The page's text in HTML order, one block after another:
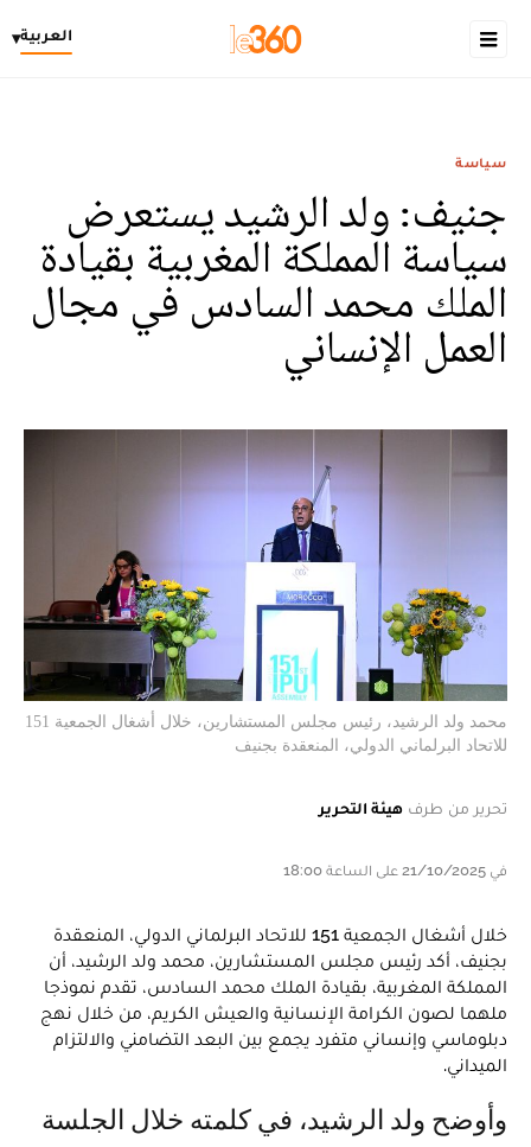
العربية▾
سياسة
جنيف: ولد الرشيد يستعرض
سياسة المملكة المغربية بقيادة
الملك محمد السادس في مجال
العمل الإنساني
محمد ولد الرشيد، رئيس مجلس المستشارين، خلال أشغال الجمعية 151
للاتحاد البرلماني الدولي، المنعقدة بجنيف
تحرير من طرف هيئة التحرير
في 21/10/2025 على الساعة 18:00
خلال أشغال الجمعية 151 للاتحاد البرلماني الدولي، المنعقدة
بجنيف، أكد رئيس مجلس المستشارين، محمد ولد الرشيد، أن
المملكة المغربية، بقيادة الملك محمد السادس، تقدم نموذجا
ملهما لصون الكرامة الإنسانية والعيش الكريم، من خلال نهج
دبلوماسي وإنساني متفرد يجمع بين البعد التضامني والالتزام
الميداني.
وأوضح ولد الرشيد، في كلمته خلال الجلسة